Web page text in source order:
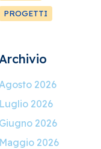
PROGETTI
2026
Luglio 2026
Giugno 2026
Maggio 2026